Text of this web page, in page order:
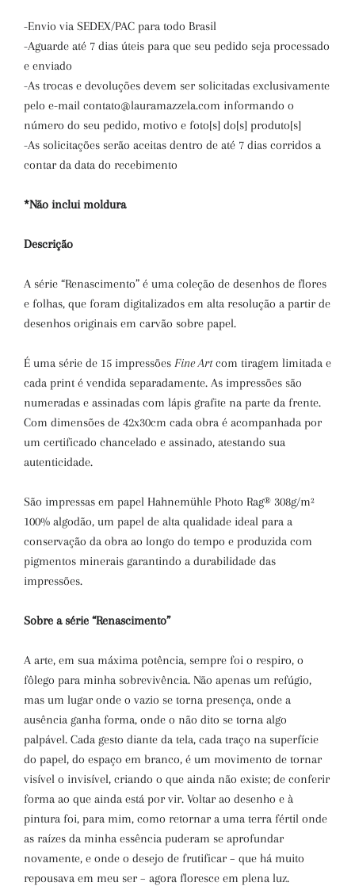
-Envio via SEDEX/PAC para todo Brasil
-Aguarde até 7 dias úteis para que seu pedido seja processado
e enviado
-As trocas e devoluções devem ser solicitadas exclusivamente
pelo e-mail contato@lauramazzela.com informando o
número do seu pedido, motivo e foto[s] do[s] produto[s]
-As solicitações serão aceitas dentro de até 7 dias corridos a
contar da data do recebimento
*Não inclui moldura
Descrição
A série “Renascimento” é uma coleção de desenhos de flores
e folhas, que foram digitalizados em alta resolução a partir de
desenhos originais em carvão sobre papel.
É uma série de 15 impressões Fine Artcom tiragem limitada e
cada print é vendida separadamente. As impressões são
numeradas e assinadas com lápis grafite na parte da frente.
Com dimensões de 42x30cm cada obra é acompanhada por
um certificado chancelado e assinado, atestando sua
autenticidade.
São impressas em papel Hahnemühle Photo Rag® 308g/m²
100% algodão, um papel de alta qualidade ideal para a
conservação da obra ao longo do tempo e produzida com
pigmentos minerais garantindo a durabilidade das
impressões.
Sobre a série “Renascimento”
A arte, em sua máxima potência, sempre foi o respiro, o
fôlego para minha sobrevivência. Não apenas um refúgio,
mas um lugar onde o vazio se torna presença, onde a
ausência ganha forma, onde o não dito se torna algo
palpável. Cada gesto diante da tela, cada traço na superfície
do papel, do espaço em branco, é um movimento de tornar
visível o invisível, criando o que ainda não existe; de conferir
forma ao que ainda está por vir. Voltar ao desenho e à
pintura foi, para mim, como retornar a uma terra fértil onde
as raízes da minha essência puderam se aprofundar
novamente, e onde o desejo de frutificar – que há muito
repousava em meu ser – agora floresce em plena luz.